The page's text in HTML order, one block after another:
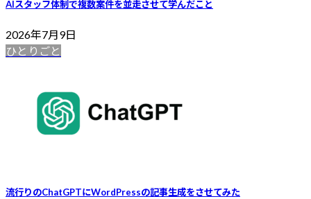
AIスタッフ体制で複数案件を並走させて学んだこと
2026年7月9日
ひとりごと
流行りのChatGPTにWordPressの記事生成をさせてみた